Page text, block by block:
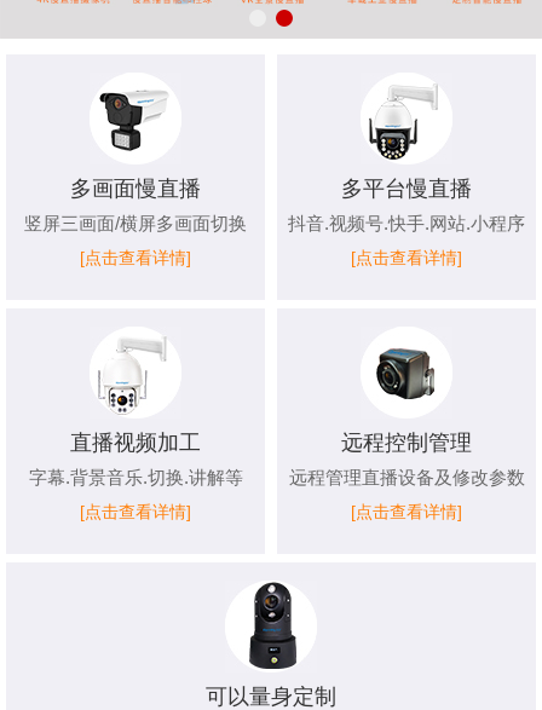
多画面慢直播
竖屏三画面/横屏多画面切换
[点击查看详情]
多平台慢直播
抖音.视频号.快手.网站.小程序
[点击查看详情]
直播视频加工
字幕.背景音乐.切换.讲解等
[点击查看详情]
远程控制管理
远程管理直播设备及修改参数
[点击查看详情]
可以量身定制